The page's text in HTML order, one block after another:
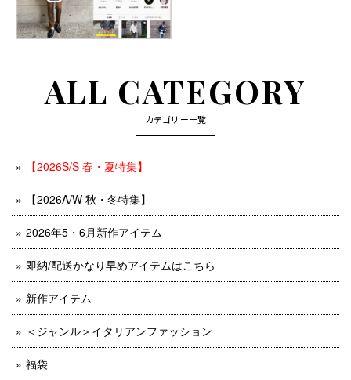
ALL CATEGORY
カテゴリー一覧
【2026S/S 春・夏特集】
【2026A/W 秋・冬特集】
2026年5・6月新作アイテム
即納/配送かなり早めアイテムはこちら
新作アイテム
＜ジャンル＞イタリアンファッション
福袋